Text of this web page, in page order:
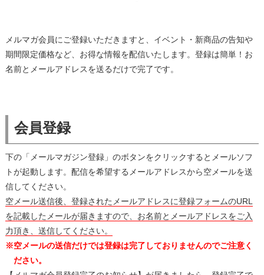
メルマガ会員にご登録いただきますと、イベント・新商品の告知や
期間限定価格など、お得な情報を配信いたします。 登録は簡単！お
名前とメールアドレスを送るだけで完了です。
会員登録
下の「メールマガジン登録」のボタンをクリックするとメールソフ
トが起動します。 配信を希望するメールアドレスから空メールを送
信してください。
空メール送信後、登録されたメールアドレスに登録フォームのURL
を記載したメールが届きますので、お名前とメールアドレスをご入
力頂き、送信してください。
※空メールの送信だけでは登録は完了しておりませんのでご注意く
ださい。